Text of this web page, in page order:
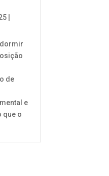
|
de
e
que o